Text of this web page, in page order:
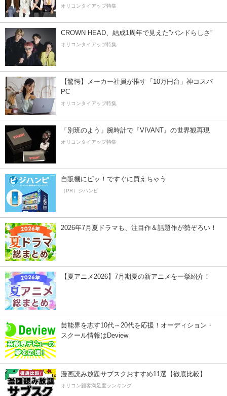
オリコンタイアップ特集
CROWN HEAD、結成1周年で見えた”バンドらしさ”
オリコンタイアップ特集
【驚愕】メーカー社員が推す「10万円台」神コスパ
PC
オリコンタイアップ特集
「別班のよう」腕時計で『VIVANT』の世界観再現
オリコンタイアップ特集
自販機にピッ！ですぐに買えちゃう
（PR）ジハンピ
2026年7月夏ドラマも、注目作＆話題作が勢ぞろい！
【夏アニメ2026】7月期夏の新アニメを一挙紹介！
芸能界を志す10代～20代を応援！オーディション・
スクール情報はDeview
漫画読み放題サブスクおすすめ11選【徹底比較】
オリコン顧客満足度ランキング